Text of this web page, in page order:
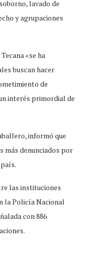
lavado de
y agrupaciones
«se ha
buscan hacer
de
interés primordial de
informó que
más denunciados por
las instituciones
la Policía Nacional
con 886